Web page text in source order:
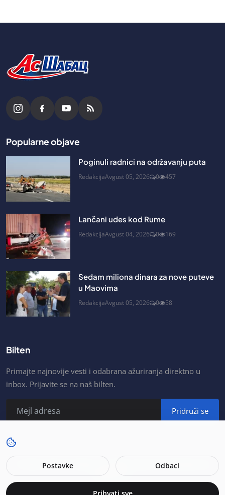
Popularne objave
Poginuli radnici na održavanju puta
RedakcijaAvgust 05, 2026 0 457
Lančani udes kod Rume
RedakcijaAvgust 04, 2026 0 169
Sedam miliona dinara za nove puteve
u Maovima
RedakcijaAvgust 05, 2026 0 58
Bilten
Primajte najnovije vesti i odabrana ažuriranja direktno u
inbox. Prijavite se na naš bilten.
Pridruži se
© 2026. Portal As Šabac. All rights reserved. Developer by
Postavke Odbaci